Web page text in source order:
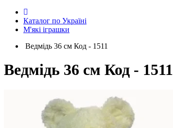
Каталог по Україні
М'які іграшки
Ведмідь 36 см Код - 1511
Ведмідь 36 см Код - 1511